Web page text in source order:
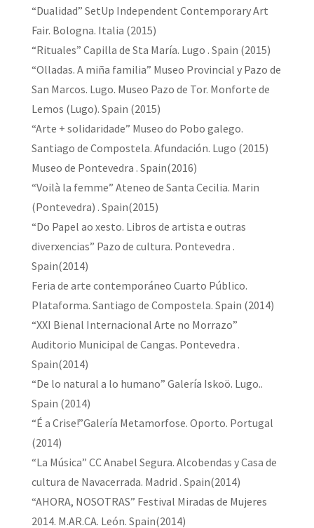
“Dualidad” SetUp Independent Contemporary Art
Fair. Bologna. Italia (2015)
“Rituales” Capilla de Sta María. Lugo . Spain (2015)
“Olladas. A miña familia” Museo Provincial y Pazo de
San Marcos. Lugo. Museo Pazo de Tor. Monforte de
Lemos (Lugo). Spain (2015)
“Arte + solidaridade” Museo do Pobo galego.
Santiago de Compostela. Afundación. Lugo (2015)
Museo de Pontevedra . Spain(2016)
“Voilà la femme” Ateneo de Santa Cecilia. Marin
(Pontevedra) . Spain(2015)
“Do Papel ao xesto. Libros de artista e outras
diverxencias” Pazo de cultura. Pontevedra .
Spain(2014)
Feria de arte contemporáneo Cuarto Público.
Plataforma. Santiago de Compostela. Spain (2014)
“XXI Bienal Internacional Arte no Morrazo”
Auditorio Municipal de Cangas. Pontevedra .
Spain(2014)
“De lo natural a lo humano” Galería Iskoö. Lugo..
Spain (2014)
“É a Crise!”Galería Metamorfose. Oporto. Portugal
(2014)
“La Música” CC Anabel Segura. Alcobendas y Casa de
cultura de Navacerrada. Madrid . Spain(2014)
“AHORA, NOSOTRAS” Festival Miradas de Mujeres
2014. M.AR.CA. León. Spain(2014)